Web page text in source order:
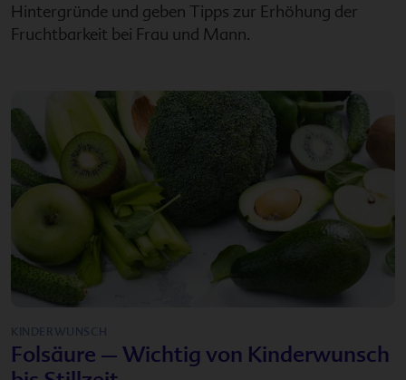
Hintergründe und geben Tipps zur Erhöhung der
Fruchtbarkeit bei Frau und Mann.
KINDERWUNSCH
Folsäure – Wichtig von Kinderwunsch